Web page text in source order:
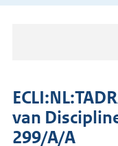
van
299/A/A